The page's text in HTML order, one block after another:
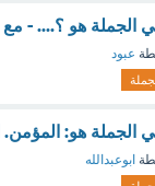
الجملة هو ؟.... -
عبود
الجملة هو:
ابوعبدالله